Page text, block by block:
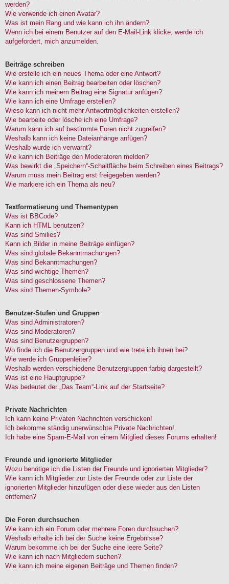
werden?
Wie verwende ich einen Avatar?
Was ist mein Rang und wie kann ich ihn ändern?
Wenn ich bei einem Benutzer auf den E-Mail-Link klicke, werde ich
aufgefordert, mich anzumelden.
Beiträge schreiben
Wie erstelle ich ein neues Thema oder eine Antwort?
Wie kann ich einen Beitrag bearbeiten oder löschen?
Wie kann ich meinem Beitrag eine Signatur anfügen?
Wie kann ich eine Umfrage erstellen?
Wieso kann ich nicht mehr Antwortmöglichkeiten erstellen?
Wie bearbeite oder lösche ich eine Umfrage?
Warum kann ich auf bestimmte Foren nicht zugreifen?
Weshalb kann ich keine Dateianhänge anfügen?
Weshalb wurde ich verwarnt?
Wie kann ich Beiträge den Moderatoren melden?
Was bewirkt die „Speichern“-Schaltfläche beim Schreiben eines Beitrags?
Warum muss mein Beitrag erst freigegeben werden?
Wie markiere ich ein Thema als neu?
Textformatierung und Thementypen
Was ist BBCode?
Kann ich HTML benutzen?
Was sind Smilies?
Kann ich Bilder in meine Beiträge einfügen?
Was sind globale Bekanntmachungen?
Was sind Bekanntmachungen?
Was sind wichtige Themen?
Was sind geschlossene Themen?
Was sind Themen-Symbole?
Benutzer-Stufen und Gruppen
Was sind Administratoren?
Was sind Moderatoren?
Was sind Benutzergruppen?
Wo finde ich die Benutzergruppen und wie trete ich ihnen bei?
Wie werde ich Gruppenleiter?
Weshalb werden verschiedene Benutzergruppen farbig dargestellt?
Was ist eine Hauptgruppe?
Was bedeutet der „Das Team“-Link auf der Startseite?
Private Nachrichten
Ich kann keine Privaten Nachrichten verschicken!
Ich bekomme ständig unerwünschte Private Nachrichten!
Ich habe eine Spam-E-Mail von einem Mitglied dieses Forums erhalten!
Freunde und ignorierte Mitglieder
Wozu benötige ich die Listen der Freunde und ignorierten Mitglieder?
Wie kann ich Mitglieder zur Liste der Freunde oder zur Liste der
ignorierten Mitglieder hinzufügen oder diese wieder aus den Listen
entfernen?
Die Foren durchsuchen
Wie kann ich ein Forum oder mehrere Foren durchsuchen?
Weshalb erhalte ich bei der Suche keine Ergebnisse?
Warum bekomme ich bei der Suche eine leere Seite?
Wie kann ich nach Mitgliedern suchen?
Wie kann ich meine eigenen Beiträge und Themen finden?